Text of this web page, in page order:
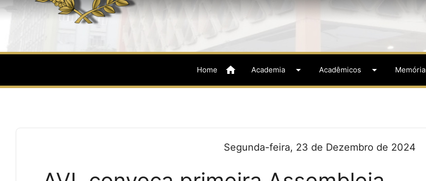
Home home Academia arrow_drop_down Acadêmicos arrow_drop_down Memória
Segunda-feira, 23 de Dezembro de 2024